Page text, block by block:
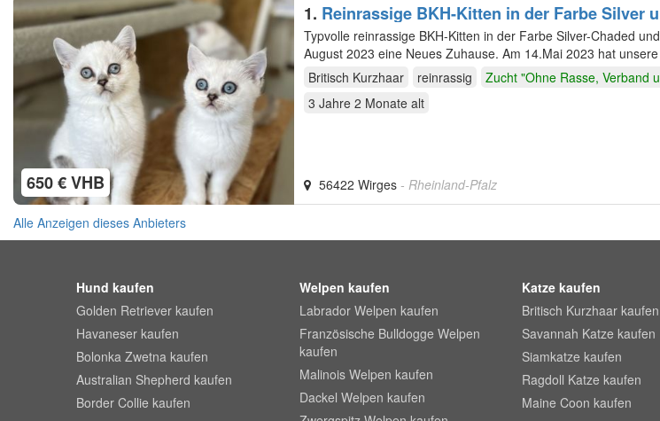
1. Reinrassige BKH-Kitten in der Farbe Silver
650 € VHB
Typvolle reinrassige BKH-Kitten in der Farbe Silver-Chaded
August 2023 eine Neues Zuhause. Am 14.Mai 2023 hat unsere Katze fünf zuckersüße Kitten zur
Welt…
Britisch Kurzhaar reinrassig
Zucht "Ohne Rasse, Verband
3 Jahre 2 Monatealt
56422 Wirges - Rheinland-Pfalz
Alle Anzeigen dieses Anbieters
Hund kaufen
Golden Retriever kaufen
Havaneser kaufen
Bolonka Zwetna kaufen
Australian Shepherd kaufen
Border Collie kaufen
Welpen kaufen
Labrador Welpen kaufen
Französische Bulldogge Welpen
kaufen
Malinois Welpen kaufen
Dackel Welpen kaufen
Katze kaufen
Britisch Kurzhaar kaufen
Savannah Katze kaufen
Siamkatze kaufen
Ragdoll Katze kaufen
Maine Coon kaufen